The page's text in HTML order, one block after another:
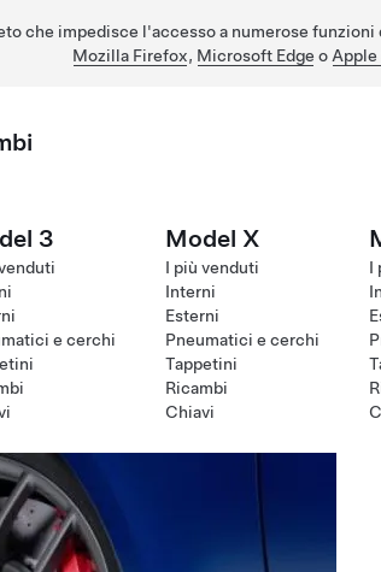
che impedisce l'accesso a numerose
Mozilla Firefox, Microsoft Edge o Apple
3
e cerchi
Model X
I più venduti
Interni
Esterni
Pneumatici e cerchi
Tappetini
Ricambi
Chiavi
I